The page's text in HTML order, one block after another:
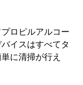
ロピルアルコー
イスはすべてタ
に清掃が行え